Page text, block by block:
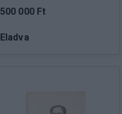
500 000 Ft
Eladva